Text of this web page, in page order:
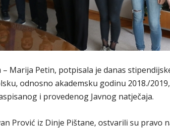
– Marija Petin, potpisala je danas
odnosno akademsku godinu 2018./
i provedenog Javnog natječaja.
Prović iz Dinje Pištane, ostvarili su pravo